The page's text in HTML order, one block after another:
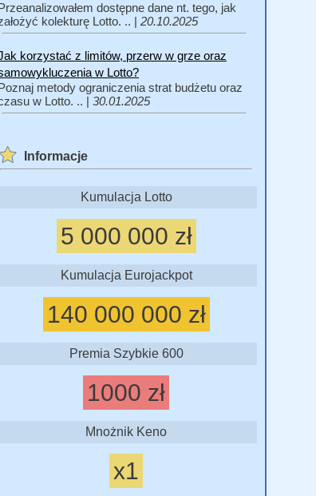
dostępne dane nt. tego, jak
kolekturę Lotto. .. | 20.10.2025
korzystać z limitów, przerw w grze oraz
w Lotto?
metody ograniczenia strat budżetu oraz
w Lotto. .. | 30.01.2025
Informacje
Kumulacja Lotto
5 000 000 zł
Kumulacja Eurojackpot
140 000 000 zł
Premia Szybkie 600
1000 zł
Mnożnik Keno
x1